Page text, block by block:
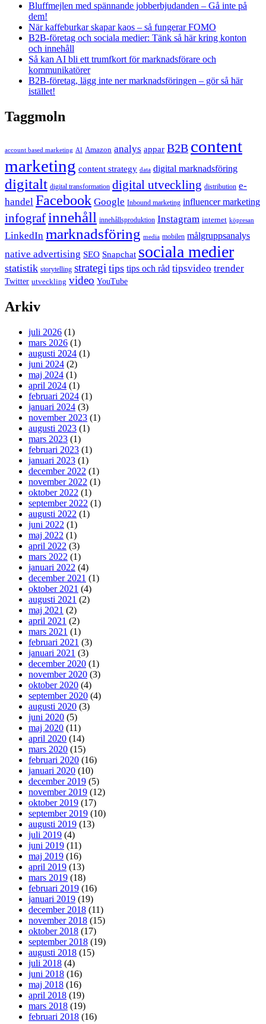
Bluffmejlen med spännande jobberbjudanden – Gå inte på
dem!
När kaffeburkar skapar kaos – så fungerar FOMO
B2B-företag och sociala medier: Tänk så här kring konton
och innehåll
Så kan AI bli ett trumfkort för marknadsförare och
kommunikatörer
B2B-företag, lägg inte ner marknadsföringen – gör så här
istället!
Taggmoln
account based marketing AI Amazon analys appar B2B content
marketing content strategy data digital marknadsföring
digitalt digital transformation digital utveckling distribution e-
handel Facebook Google Inbound marketing influencer marketing
infograf innehåll innehållsproduktion Instagram internet köpresan
LinkedIn marknadsföring media mobilen målgruppsanalys
native advertising SEO Snapchat sociala medier
statistik storytelling strategi tips tips och råd tipsvideo trender
Twitter utveckling video YouTube
Arkiv
juli 2026 (1)
mars 2026 (1)
augusti 2024 (1)
juni 2024 (2)
maj 2024 (1)
april 2024 (1)
februari 2024 (1)
januari 2024 (3)
november 2023 (1)
augusti 2023 (1)
mars 2023 (1)
februari 2023 (1)
januari 2023 (1)
december 2022 (1)
november 2022 (1)
oktober 2022 (1)
september 2022 (1)
augusti 2022 (1)
juni 2022 (1)
maj 2022 (1)
april 2022 (3)
mars 2022 (1)
januari 2022 (4)
december 2021 (1)
oktober 2021 (4)
augusti 2021 (2)
maj 2021 (2)
april 2021 (2)
mars 2021 (1)
februari 2021 (3)
januari 2021 (3)
december 2020 (1)
november 2020 (3)
oktober 2020 (4)
september 2020 (4)
augusti 2020 (3)
juni 2020 (5)
maj 2020 (11)
april 2020 (14)
mars 2020 (15)
februari 2020 (16)
januari 2020 (10)
december 2019 (5)
november 2019 (12)
oktober 2019 (17)
september 2019 (10)
augusti 2019 (13)
juli 2019 (4)
juni 2019 (11)
maj 2019 (16)
april 2019 (13)
mars 2019 (18)
februari 2019 (16)
januari 2019 (19)
december 2018 (11)
november 2018 (15)
oktober 2018 (17)
september 2018 (19)
augusti 2018 (15)
juli 2018 (4)
juni 2018 (16)
maj 2018 (16)
april 2018 (19)
mars 2018 (19)
februari 2018 (16)